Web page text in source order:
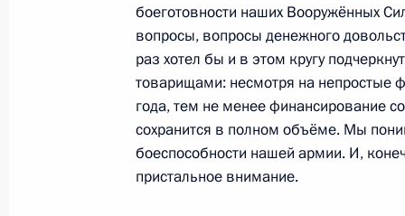
Выступление на церемонии
«Учитель года России – 2009»
Москва
боеготовности наших Вооружённых
вопросы, вопросы денежного
раз хотел бы и в этом кругу
товарищами: несмотря на непростые
года, тем не менее финансирование
сохранится в полном объёме. Мы
боеспособности нашей армии. И,
пристальное внимание.